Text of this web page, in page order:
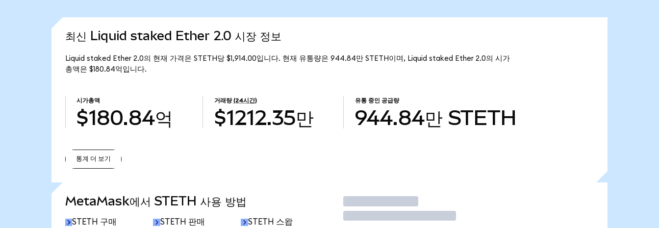
최신 Liquid staked Ether 2.0 시장 정보
Liquid staked Ether 2.0의 현재 가격은 STETH당 $1,914.00입니다. 현재 유통량은 944.84만 STETH이며, Liquid staked Ether 2.0의 시가
총액은 $180.84억입니다.
시가총액
$180.84억
거래량 (24시간)
$1212.35만
유통 중인 공급량
944.84만 STETH
통계 더 보기
MetaMask에서 STETH 사용 방법
STETH 구매 STETH 판매 STETH 스왑
거래